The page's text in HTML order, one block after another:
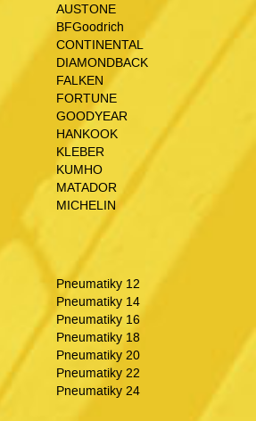
AUSTONE
BFGoodrich
CONTINENTAL
DIAMONDBACK
FALKEN
FORTUNE
GOODYEAR
HANKOOK
KLEBER
KUMHO
MATADOR
MICHELIN
Pneumatiky 12
Pneumatiky 14
Pneumatiky 16
Pneumatiky 18
Pneumatiky 20
Pneumatiky 22
Pneumatiky 24